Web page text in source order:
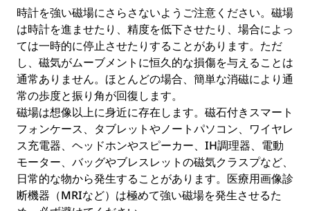
時計を強い磁場にさらさないようご注意ください。磁場
は時計を進ませたり、精度を低下させたり、場合によっ
ては一時的に停止させたりすることがあります。ただ
し、磁気がムーブメントに恒久的な損傷を与えることは
通常ありません。ほとんどの場合、簡単な消磁により通
常の歩度と振り角が回復します。
磁場は想像以上に身近に存在します。磁石付きスマート
フォンケース、タブレットやノートパソコン、ワイヤレ
ス充電器、ヘッドホンやスピーカー、IH調理器、電動
モーター、バッグやブレスレットの磁気クラスプなど、
日常的な物から発生することがあります。医療用画像診
断機器（MRIなど）は極めて強い磁場を発生させるた